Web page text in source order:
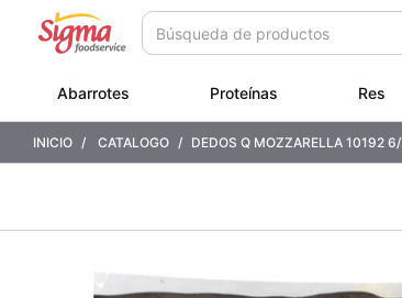
contenido
navegaciónAbarrotes Proteínas Res
INICIO CATALOGO DEDOS Q MOZZARELLA 10192